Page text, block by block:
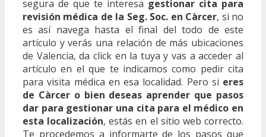
segura de que te interesa gestionar cita para
revisión médica de la Seg. Soc. en Càrcer, si no
es así navega hasta el final del todo de este
artículo y verás una relación de más ubicaciones
de Valencia, da click en la tuya y vas a acceder al
artículo en el que te indicamos como pedir cita
para visita médica en esa localidad. Pero si eres
de Càrcer o bien deseas aprender que pasos
dar para gestionar una cita para el médico en
esta localización, estás en el sitio web correcto.
Te procedemos a informarte de los pasos que